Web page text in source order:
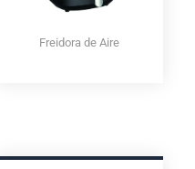
Freidora de Aire